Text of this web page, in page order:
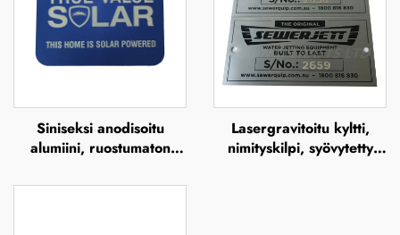
Siniseksi anodisoitu
alumiini, ruostumaton
silkkipaino ja offsetpaino
Lasergravitoitu kyltti,
nimityskilpi, syövytetty